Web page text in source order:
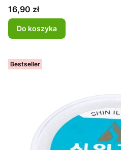
Cena
16,90 zł
Do koszyka
Bestseller